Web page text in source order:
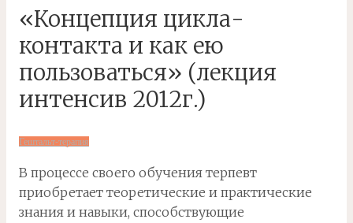
«Концепция цикла-
контакта и как ею
пользоваться» (лекция
интенсив 2012г.)
Гештальт-терапия
В процессе своего обучения терпевт
приобретает теоретические и практические
знания и навыки, способствующие